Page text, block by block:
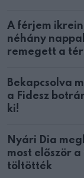
A férjem
néhány
remegett a
Bekapcsolva
a Fidesz
ki!
Nyári Dia
most először
töltötték